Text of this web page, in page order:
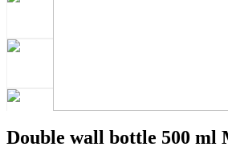
Double wall bottle 500 ml